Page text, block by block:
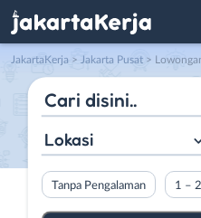
JakartaKerja > Jakarta Pusat > Lowongan
Lokasi
Tanpa Pengalaman 1 –